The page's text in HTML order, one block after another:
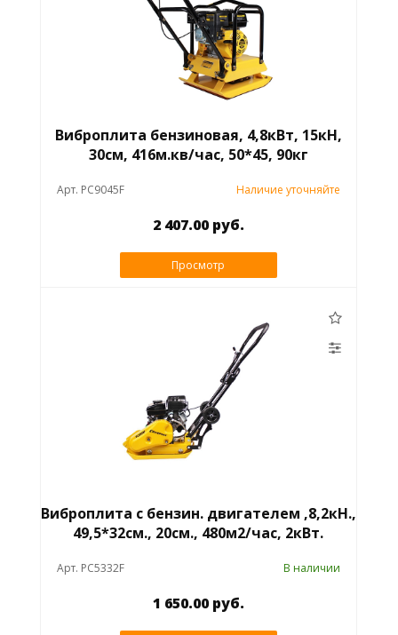
Виброплита бензиновая, 4,8кВт, 15кН,
30см, 416м.кв/час, 50*45, 90кг
Арт. PC9045F Наличие уточняйте
2 407.00 руб.
Просмотр
Виброплита с бензин. двигателем ,8,2кН.,
49,5*32см., 20см., 480м2/час, 2кВт.
Арт. PC5332F В наличии
1 650.00 руб.